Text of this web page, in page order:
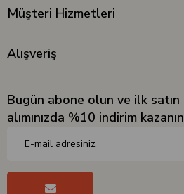
Müşteri Hizmetleri
Alışveriş
Bugün abone olun ve ilk satın
alımınızda %10 indirim kazanın